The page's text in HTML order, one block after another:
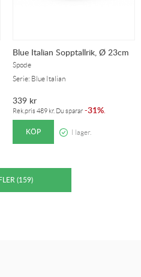
Blue Italian Sopptallrik, Ø 23cm
Spode
Serie: Blue Italian
339 kr
Rek.pris 489 kr. Du sparar -31%.
KÖP I lager.